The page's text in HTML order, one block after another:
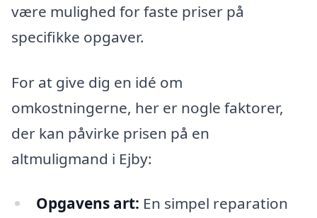
være mulighed for faste priser på
specifikke opgaver.
For at give dig en idé om
omkostningerne, her er nogle faktorer,
der kan påvirke prisen på en
altmuligmand i Ejby:
Opgavens art: En simpel reparation